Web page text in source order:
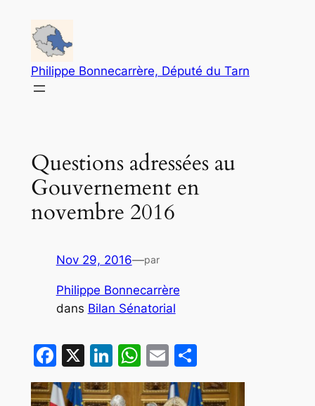
contenu
Philippe Bonnecarrère, Député du Tarn
Questions adressées au
Gouvernement en
novembre 2016
Nov 29, 2016—par
Philippe Bonnecarrère
dans Bilan Sénatorial
Facebook
X LinkedIn
WhatsApp
EmailPartager